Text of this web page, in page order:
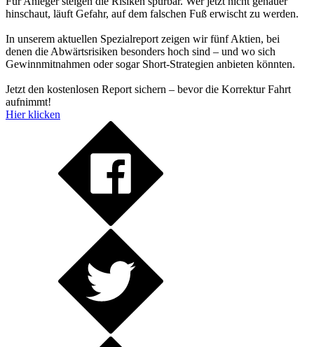
hinschaut, läuft Gefahr, auf dem falschen Fuß erwischt zu werden.
In unserem aktuellen Spezialreport zeigen wir fünf Aktien, bei
denen die Abwärtsrisiken besonders hoch sind – und wo sich
Gewinnmitnahmen oder sogar Short-Strategien anbieten könnten.
Jetzt den kostenlosen Report sichern – bevor die Korrektur Fahrt
aufnimmt!
Hier klicken